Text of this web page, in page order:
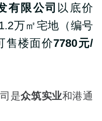
有限公司 以底价
万㎡宅地（编号
售楼面价7780元/
是众筑实业和港通